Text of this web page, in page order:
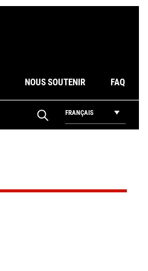
NOUS SOUTENIR FAQ
FRANÇAIS